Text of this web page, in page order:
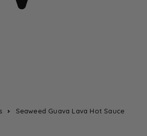
Seaweed Guava Lava Hot Sauce